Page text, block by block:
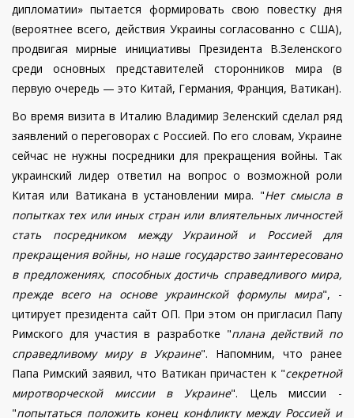
дипломатии» пытается формировать свою повестку дня
(вероятнее всего, действия Украины согласованно с США),
продвигая мирные инициативы Президента В.Зеленского
среди основных представителей сторонников мира (в
первую очередь — это Китай, Германия, Франция, Ватикан).
Во время визита в Италию Владимир Зеленский сделал ряд
заявлений о переговорах с Россией. По его словам, Украине
сейчас не нужны посредники для прекращения войны. Так
украинский лидер ответил на вопрос о возможной роли
Китая или Ватикана в установлении мира. "Нет смысла в
попытках тех или иных стран или влиятельных личностей
стать посредником между Украиной и Россией для
прекращения войны, но наше государство заинтересовано
в предложениях, способных достичь справедливого мира,
прежде всего на основе украинской формулы мира", -
цитирует президента сайт ОП. При этом он пригласил Папу
Римского для участия в разработке "плана действий по
справедливому миру в Украине". Напомним, что ранее
Папа Римский заявил, что Ватикан причастен к "секретной
миротворческой миссии в Украине". Цель миссии -
"попытаться положить конец конфликту между Россией и